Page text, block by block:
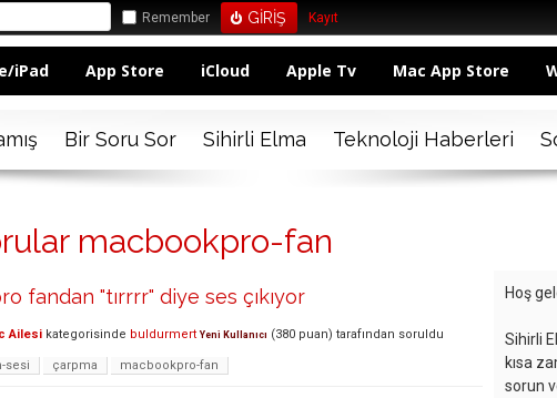
Remember Kayıt
iPad App Store iCloud Apple Tv Mac App Store
Bir Soru Sor Sihirli Elma Teknoloji Haberleri
macbookpro-fan
fandan "tırrrr" diye ses çıkıyor
Ailesi kategorisinde buldurmert Yeni Kullanıcı (380 puan) tarafından soruldu
sesi çarpma macbookpro-fan
Hoş
Sihirli
kısa
sorun